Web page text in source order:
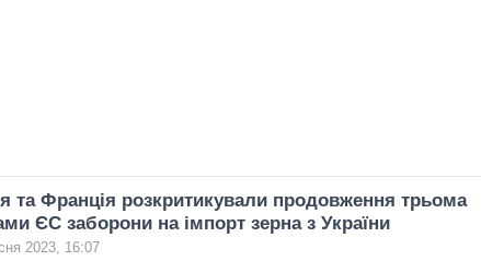
та Франція розкритикували продовження трьома
ЄС заборони на імпорт зерна з України
2023, 16:07